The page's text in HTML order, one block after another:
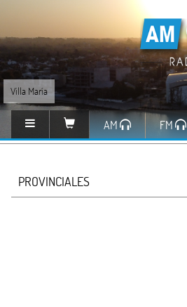
Villa María
AM FM
PROVINCIALES